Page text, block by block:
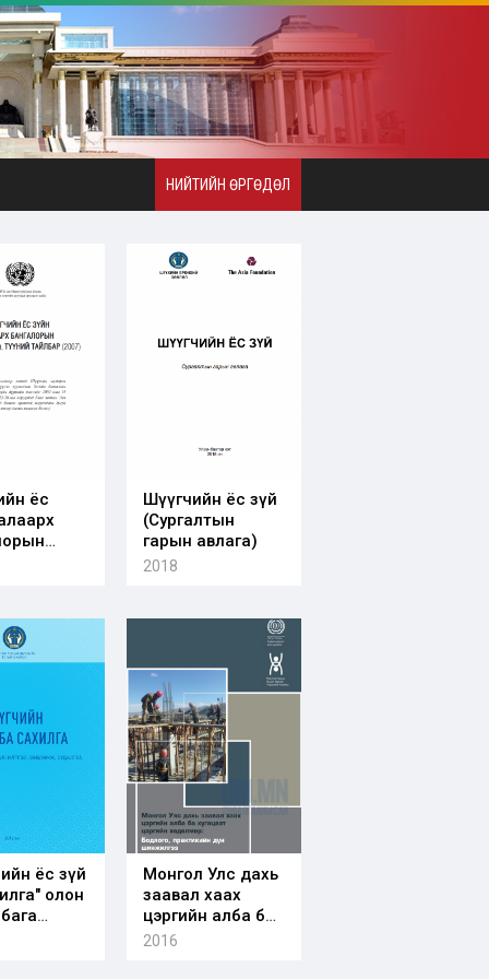
НИЙТИЙН ӨРГӨДӨЛ
ёс
Шүүгчийн ёс зүй
(Сургалтын
гарын авлага)
2018
ёс зүй
олон
Монгол Улс дахь
заавал хаах
цэргийн алба ба
хугацаат цэргийн
2016